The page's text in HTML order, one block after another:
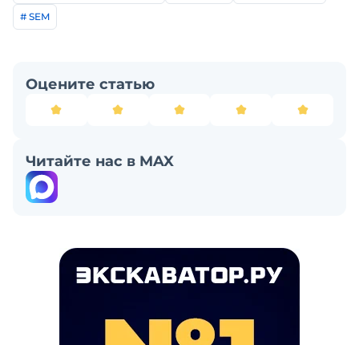
# SEM
Оцените статью
Читайте нас в MAX